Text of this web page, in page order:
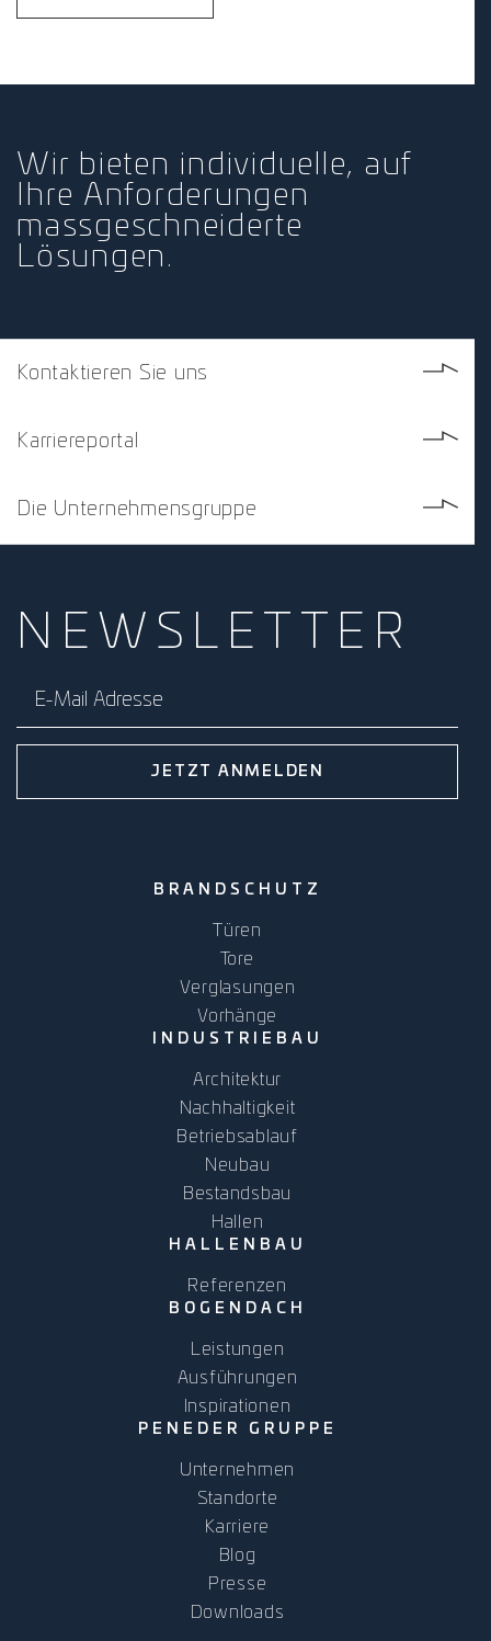
Wir bieten individuelle, auf
Ihre Anforderungen
massgeschneiderte
Lösungen.
Kontaktieren Sie uns
Karriereportal
Die Unternehmensgruppe
NEWS­ LETTER
E-Mail Adresse
JETZT ANMELDEN
BRANDSCHUTZ
Türen
Tore
Verglasungen
Vorhänge
INDUSTRIEBAU
Architektur
Nachhaltigkeit
Betriebsablauf
Neubau
Bestandsbau
Hallen
HALLENBAU
Referenzen
BOGENDACH
Leistungen
Ausführungen
Inspirationen
PENEDER GRUPPE
Unternehmen
Standorte
Karriere
Blog
Presse
Downloads